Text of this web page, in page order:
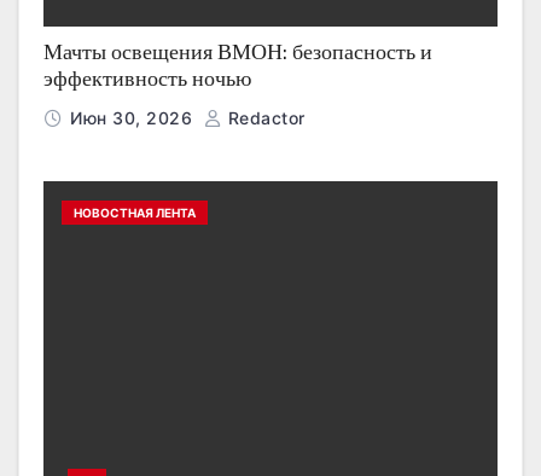
Мачты освещения ВМОН: безопасность и
эффективность ночью
Июн 30, 2026 Redactor
НОВОСТНАЯ ЛЕНТА